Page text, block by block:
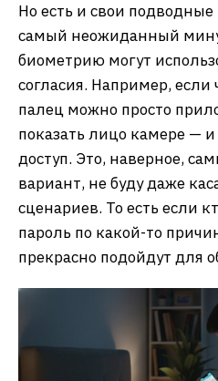
Но есть и свои
самый неожиданный
биометрию могут
согласия. Например, если
палец можно просто
показать лицо камере — и
доступ. Это, наверное,
вариант, не буду даже
сценариев. То есть если
пароль по какой-то
прекрасно подойдут для